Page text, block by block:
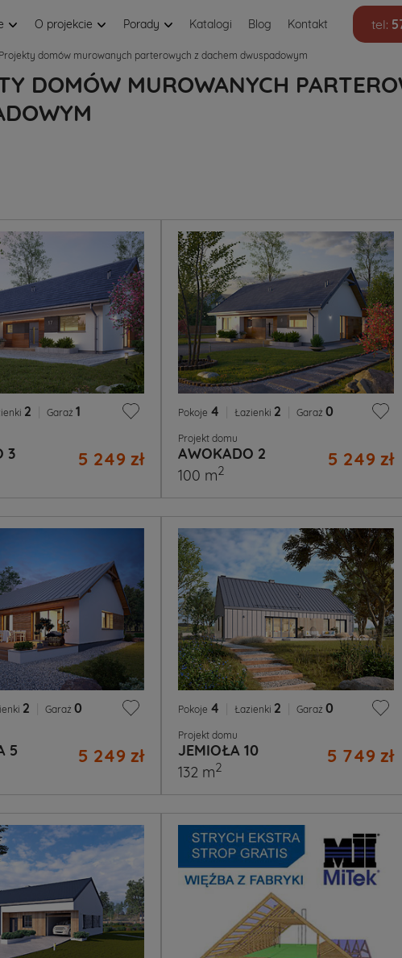
O projekcie Porady Katalogi Blog Kontakt tel:
Projekty domów murowanych parterowych z dachem dwuspadowym
DOMÓW MUROWANYCH
2 Garaż 1
3 5 249 zł
Pokoje 4 Łazienki 2 Garaż 0
Projekt domu
AWOKADO 2 5 249 zł
100 m2
2 Garaż 0
5 5 249 zł
Pokoje 4 Łazienki 2 Garaż 0
Projekt domu
JEMIOŁA 10 5 749 zł
132 m2